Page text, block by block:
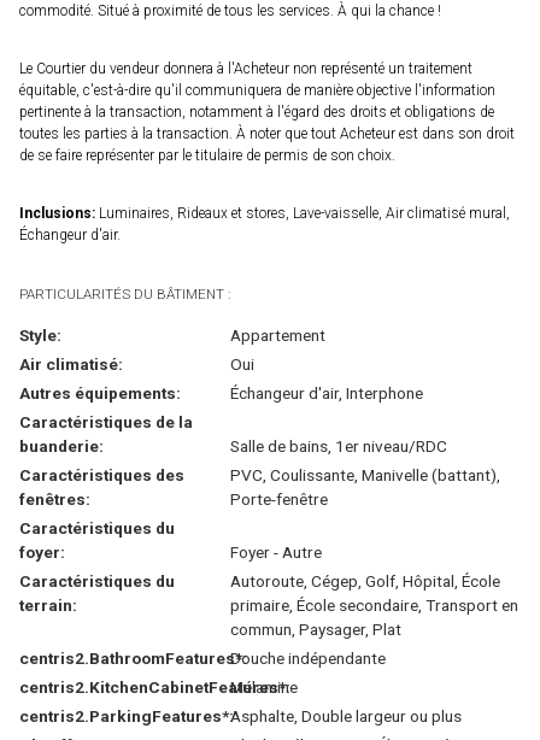
commodité. Situé à proximité de tous les services. À qui la chance !
Le Courtier du vendeur donnera à l'Acheteur non représenté un traitement
équitable, c'est-à-dire qu'il communiquera de manière objective l'information
pertinente à la transaction, notamment à l'égard des droits et obligations de
toutes les parties à la transaction. À noter que tout Acheteur est dans son droit
de se faire représenter par le titulaire de permis de son choix.
Inclusions: Luminaires, Rideaux et stores, Lave-vaisselle, Air climatisé mural,
Échangeur d'air.
PARTICULARITÉS DU BÂTIMENT :
Style:
Appartement
Air climatisé:
Oui
Autres équipements:
Échangeur d'air, Interphone
Caractéristiques de la
buanderie:
Salle de bains, 1er niveau/RDC
Caractéristiques des
fenêtres:
PVC, Coulissante, Manivelle (battant),
Porte-fenêtre
Caractéristiques du
foyer:
Foyer - Autre
Caractéristiques du
terrain:
Autoroute, Cégep, Golf, Hôpital, École
primaire, École secondaire, Transport en
commun, Paysager, Plat
centris2.BathroomFeatures*:Douche indépendante
centris2.KitchenCabinetFeatures*:
Mélamine
centris2.ParkingFeatures*:Asphalte, Double largeur ou plus